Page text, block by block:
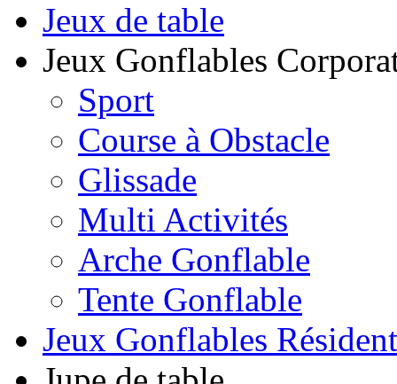
Jeux de table
Jeux Gonflables
Sport
Course à Obstacle
Glissade
Multi Activités
Arche Gonflable
Tente Gonflable
Jeux Gonflables